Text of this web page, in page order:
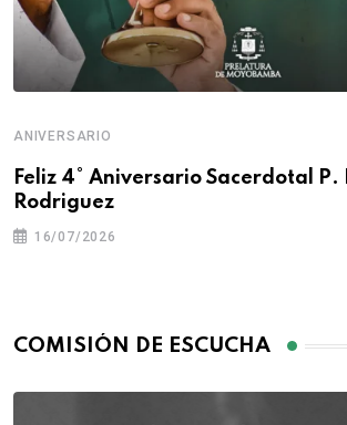
ANIVERSARIO
Feliz 4° Aniversario Sacerdotal P.
Rodriguez
16/07/2026
COMISIÓN DE ESCUCHA